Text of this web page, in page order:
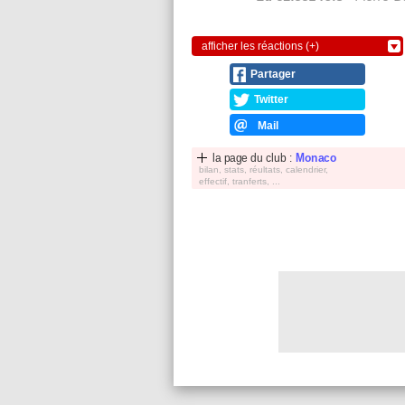
afficher les réactions (+)
Partager
Twitter
Mail
la page du club : Monaco
bilan, stats, réultats, calendrier,
effectif, tranferts, ...